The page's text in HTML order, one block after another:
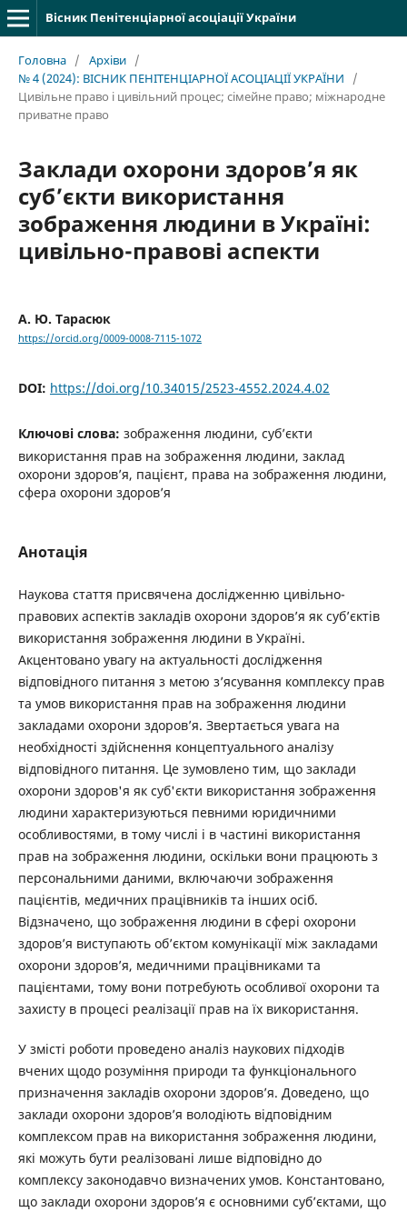
Вісник Пенітенціарної асоціації України
Головна / Архіви /
№ 4 (2024): ВІСНИК ПЕНІТЕНЦІАРНОЇ АСОЦІАЦІЇ УКРАЇНИ
/
Цивільне право і цивільний процес; cімейне право; міжнародне
приватне право
Заклади охорони здоров’я як
суб’єкти використання
зображення людини в Україні:
цивільно-правові аспекти
А. Ю. Тарасюк
https://orcid.org/0009-0008-7115-1072
DOI: https://doi.org/10.34015/2523-4552.2024.4.02
Ключові слова: зображення людини, суб’єкти
використання прав на зображення людини, заклад
охорони здоров’я, пацієнт, права на зображення людини,
сфера охорони здоров’я
Анотація
Наукова стаття присвячена дослідженню цивільно-
правових аспектів закладів охорони здоров’я як суб’єктів
використання зображення людини в Україні.
Акцентовано увагу на актуальності дослідження
відповідного питання з метою з’ясування комплексу прав
та умов використання прав на зображення людини
закладами охорони здоров’я. Звертається увага на
необхідності здійснення концептуального аналізу
відповідного питання. Це зумовлено тим, що заклади
охорони здоров'я як суб'єкти використання зображення
людини характеризуються певними юридичними
особливостями, в тому числі і в частині використання
прав на зображення людини, оскільки вони працюють з
персональними даними, включаючи зображення
пацієнтів, медичних працівників та інших осіб.
Відзначено, що зображення людини в сфері охорони
здоров’я виступають об’єктом комунікації між закладами
охорони здоров’я, медичними працівниками та
пацієнтами, тому вони потребують особливої охорони та
захисту в процесі реалізації прав на їх використання.
У змісті роботи проведено аналіз наукових підходів
вчених щодо розуміння природи та функціонального
призначення закладів охорони здоров’я. Доведено, що
заклади охорони здоров’я володіють відповідним
комплексом прав на використання зображення людини,
які можуть бути реалізовані лише відповідно до
комплексу законодавчо визначених умов. Константовано,
що заклади охорони здоров’я є основними суб’єктами, що